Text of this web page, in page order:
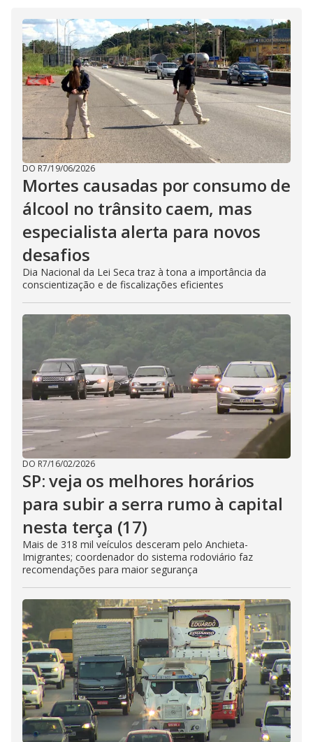
DO R7/19/06/2026
Mortes causadas por consumo de
álcool no trânsito caem, mas
especialista alerta para novos
desafios
Dia Nacional da Lei Seca traz à tona a importância da
conscientização e de fiscalizações eficientes
DO R7/16/02/2026
SP: veja os melhores horários
para subir a serra rumo à capital
nesta terça (17)
Mais de 318 mil veículos desceram pelo Anchieta-
Imigrantes; coordenador do sistema rodoviário faz
recomendações para maior segurança